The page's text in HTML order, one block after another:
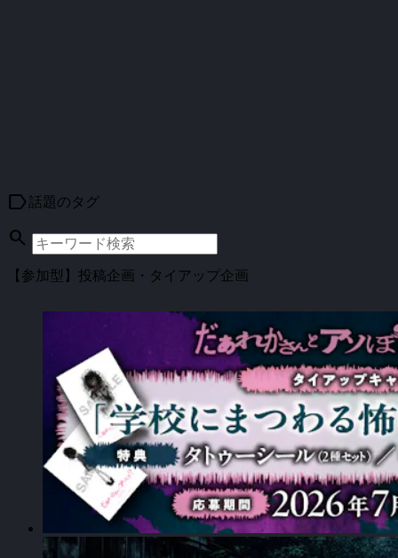
label話題のタグ
search
【参加型】投稿企画・タイアップ企画